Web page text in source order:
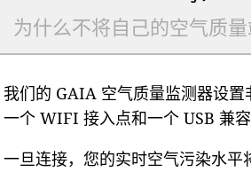
为什么不将自己的空气质量
我们的 GAIA 空气质量监测器设置
一个 WIFI 接入点和一个 USB 兼容
一旦连接，您的实时空气污染水平